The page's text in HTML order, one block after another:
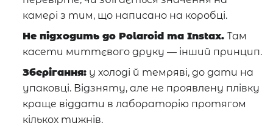
камері з тим, що написано на коробці.
Не підходить до Polaroid та Instax. Там
касети миттєвого друку — інший принцип.
Зберігання: у холоді й темряві, до дати на
упаковці. Відзняту, але не проявлену плівку
краще віддати в лабораторію протягом
кількох тижнів.